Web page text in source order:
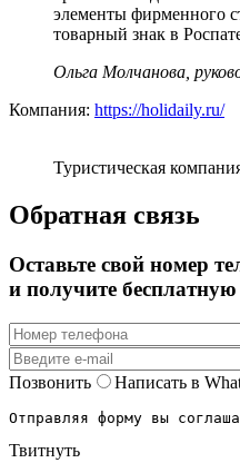
элементы фирменного
товарный знак в
Ольга Молчанова,
Компания: https://holidaily.ru/
Туристическая
Обратная связь
Оставьте свой номер
и получите
Позвонить Написать в
Отправляя форму вы
Твитнуть